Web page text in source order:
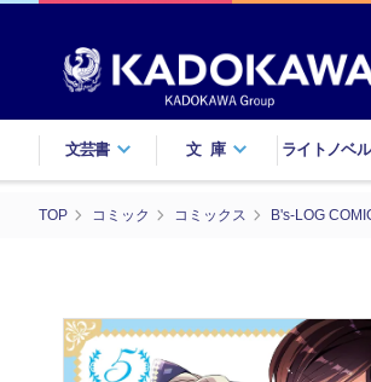
文芸書 文庫 ライトノベル
TOP コミック コミックス B's-LOG